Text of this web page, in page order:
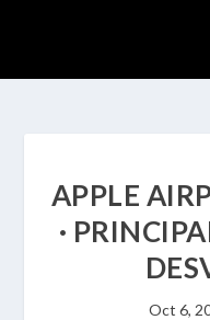
APPLE
·
Oct 6,